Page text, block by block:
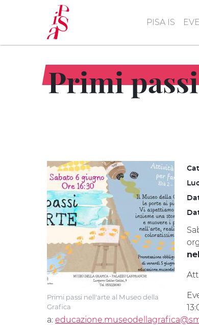
principale
PISA IS
Primi
Primi passi nell'arte al Museo della
Grafica
a: